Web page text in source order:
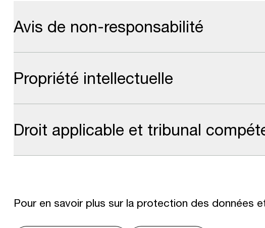
Avis de non-responsabilité
Propriété intellectuelle
Droit applicable et tribunal
Pour en savoir plus sur la protection des données